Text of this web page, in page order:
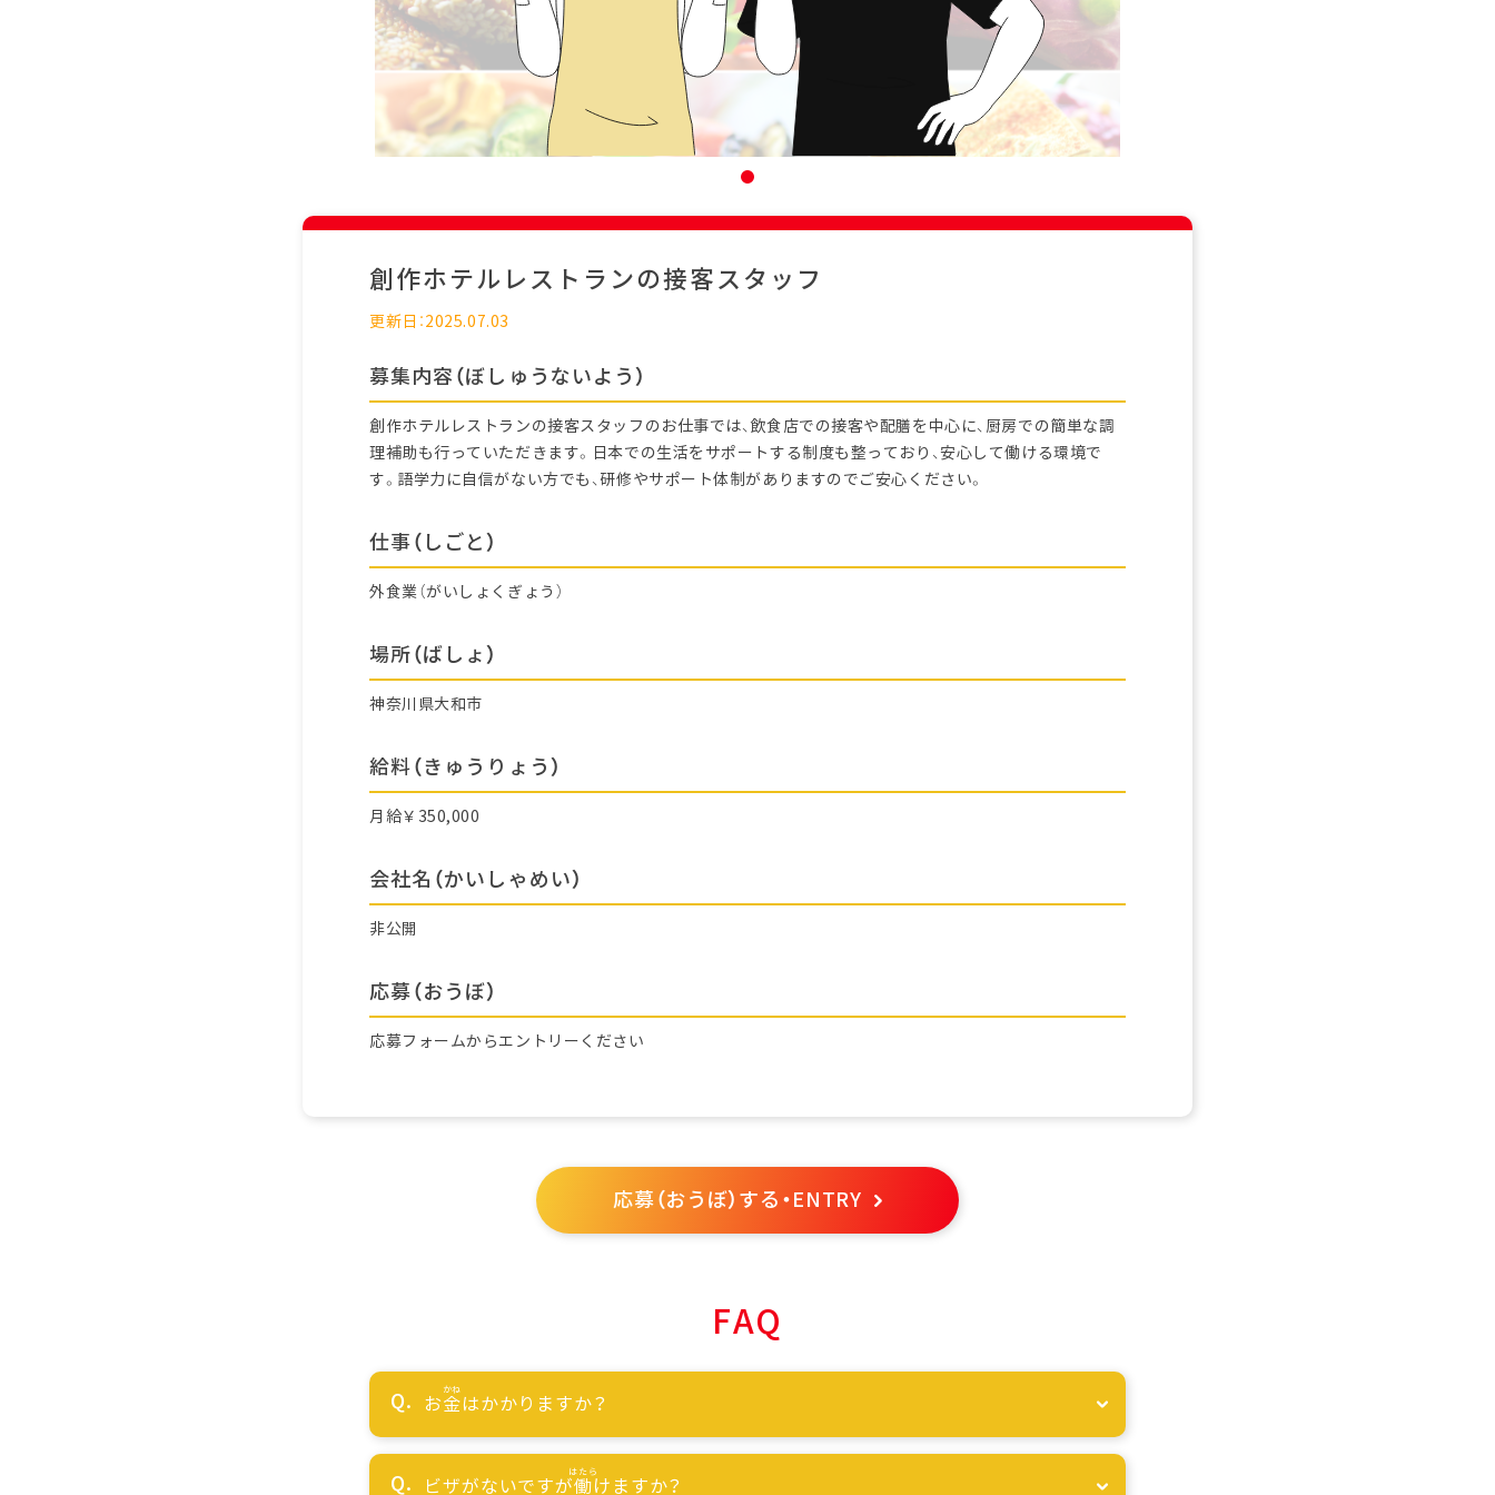
創作ホテルレストランの接客スタッフ
更新日：2025.07.03
募集内容（ぼしゅうないよう）
創作ホテルレストランの接客スタッフのお仕事では、飲食店での接客や配膳を中心に、厨房での簡単な調
理補助も行っていただきます。日本での生活をサポートする制度も整っており、安心して働ける環境で
す。語学力に自信がない方でも、研修やサポート体制がありますのでご安心ください。
仕事（しごと）
外食業（がいしょくぎょう）
場所（ばしょ）
神奈川県大和市
給料（きゅうりょう）
月給￥350,000
会社名（かいしゃめい）
非公開
応募（おうぼ）
応募フォームからエントリーください
応募（おうぼ）する・ENTRY
FAQ
お金はかかりますか？
ビザがないですが働けますか？